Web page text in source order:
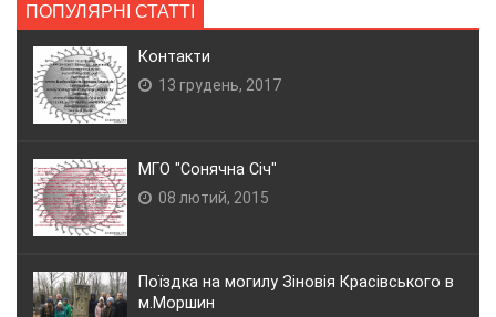
ПОПУЛЯРНІ СТАТТІ
Контакти
13 грудень, 2017
МГО "Сонячна Січ"
08 лютий, 2015
Поїздка на могилу Зіновія Красівського в
м.Моршин